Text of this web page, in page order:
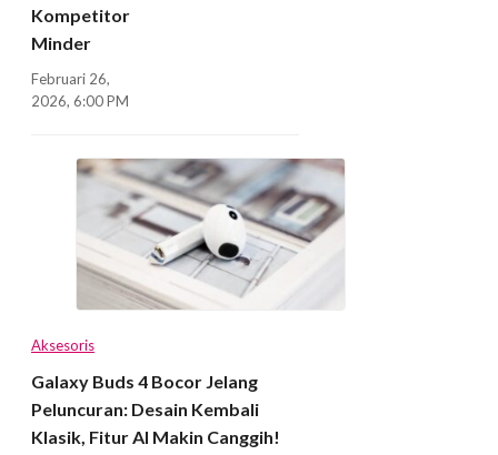
Kompetitor
Minder
Februari 26,
2026, 6:00 PM
Aksesoris
Galaxy Buds 4 Bocor Jelang
Peluncuran: Desain Kembali
Klasik, Fitur AI Makin Canggih!